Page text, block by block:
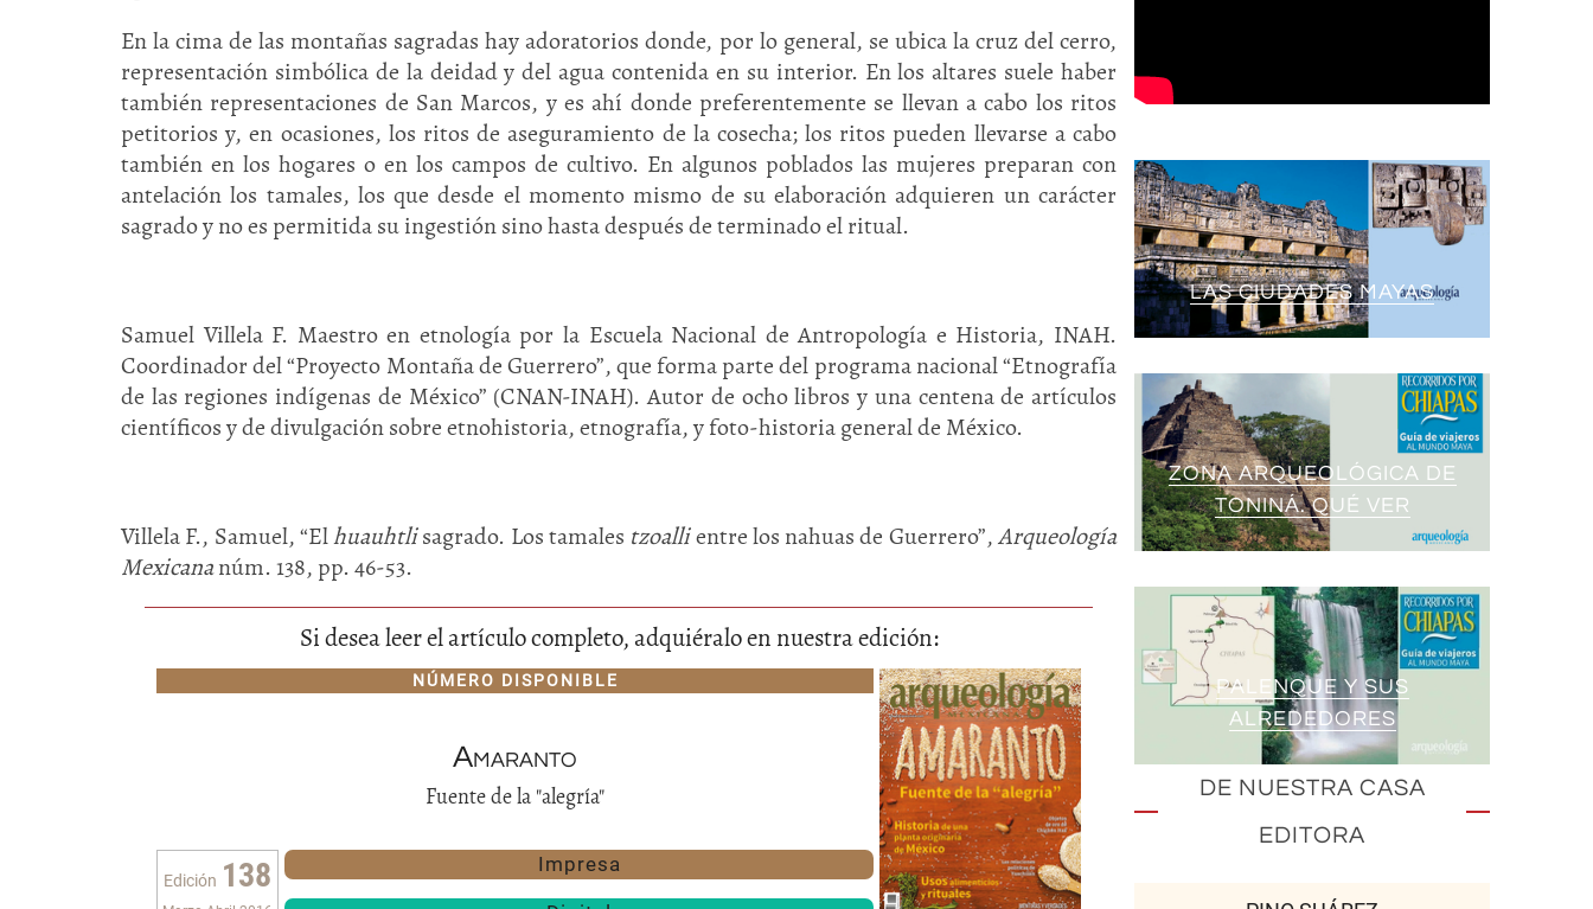
En la cima de las montañas sagradas hay adoratorios donde, por lo general, se ubica la cruz del cerro,
representación simbólica de la deidad y del agua contenida en su interior. En los altares suele haber
también representaciones de San Marcos, y es ahí donde preferentemente se llevan a cabo los ritos
petitorios y, en ocasiones, los ritos de aseguramiento de la cosecha; los ritos pueden llevarse a cabo
también en los hogares o en los campos de cultivo. En algunos poblados las mujeres preparan con
antelación los tamales, los que desde el momento mismo de su elaboración adquieren un carácter
sagrado y no es permitida su ingestión sino hasta después de terminado el ritual.
Samuel Villela F. Maestro en etnología por la Escuela Nacional de Antropología e Historia, INAH.
Coordinador del “Proyecto Montaña de Guerrero”, que forma parte del programa nacional “Etnografía
de las regiones indígenas de México” (CNAN-INAH). Autor de ocho libros y una centena de artículos
científicos y de divulgación sobre etnohistoria, etnografía, y foto-historia general de México.
Villela F., Samuel, “Elhuauhtlisagrado. Los tamales tzoallientre los nahuas de Guerrero”,Arqueología
Mexicananúm. 138, pp. 46-53.
Si desea leer el artículo completo, adquiéralo en nuestra edición:
NÚMERO DISPONIBLE
Amaranto
Fuente de la "alegría"
Edición 138 Impresa
LAS CIUDADES MAYAS
ZONA ARQUEOLÓGICA DE
TONINÁ. QUÉ VER
PALENQUE Y SUS
ALREDEDORES
DE NUESTRA CASA
EDITORA